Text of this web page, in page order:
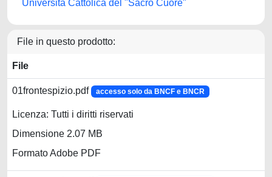
Università Cattolica del "Sacro Cuore"
File in questo prodotto:
File
01frontespizio.pdf accesso solo da BNCF e BNCR
Licenza: Tutti i diritti riservati
Dimensione 2.07 MB
Formato Adobe PDF